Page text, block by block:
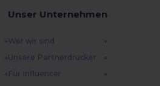
Unser Unternehmen
Wer wir sind
Unsere Partnerdrucker
Für Influencer